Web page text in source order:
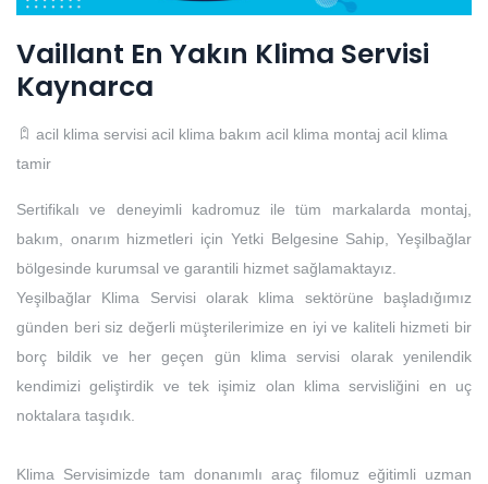
Vaillant En Yakın Klima Servisi
Kaynarca
acil klima servisi acil klima bakım acil klima montaj acil klima
tamir
Sertifikalı ve deneyimli kadromuz ile tüm markalarda montaj,
bakım, onarım hizmetleri için Yetki Belgesine Sahip, Yeşilbağlar
bölgesinde kurumsal ve garantili hizmet sağlamaktayız.
Yeşilbağlar Klima Servisi olarak klima sektörüne başladığımız
günden beri siz değerli müşterilerimize en iyi ve kaliteli hizmeti bir
borç bildik ve her geçen gün klima servisi olarak yenilendik
kendimizi geliştirdik ve tek işimiz olan klima servisliğini en uç
noktalara taşıdık.
Klima Servisimizde tam donanımlı araç filomuz eğitimli uzman